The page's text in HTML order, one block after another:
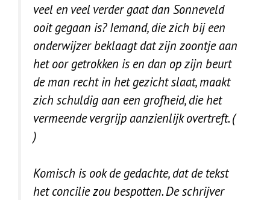
veel en veel verder gaat dan Sonneveld
ooit gegaan is? Iemand, die zich bij een
onderwijzer beklaagt dat zijn zoontje aan
het oor getrokken is en dan op zijn beurt
de man recht in het gezicht slaat, maakt
zich schuldig aan een grofheid, die het
vermeende vergrijp aanzienlijk overtreft. (
)
Komisch is ook de gedachte, dat de tekst
het concilie zou bespotten. De schrijver